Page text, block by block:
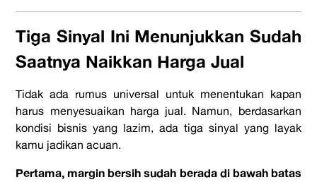
Tiga Sinyal Ini Menunjukkan Sudah
Saatnya Naikkan Harga Jual
Tidak ada rumus universal untuk menentukan kapan
harus menyesuaikan harga jual. Namun, berdasarkan
kondisi bisnis yang lazim, ada tiga sinyal yang layak
kamu jadikan acuan.
Pertama, margin bersih sudah berada di bawah batas